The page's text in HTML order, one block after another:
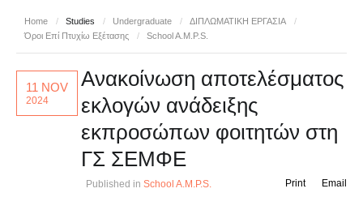
Home / Studies / Undergraduate / ΔΙΠΛΩΜΑΤΙΚΗ ΕΡΓΑΣΙΑ
/
Όροι Επί Πτυχίω Εξέτασης
/ School A.M.P.S.
11 NOV
2024
Ανακοίνωση αποτελέσματος
εκλογών ανάδειξης
εκπροσώπων φοιτητών στη
ΓΣ ΣΕΜΦΕ
Published in School A.M.P.S. Email
Print